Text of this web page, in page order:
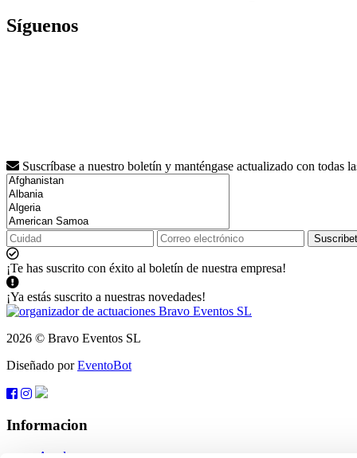
Síguenos
Suscríbase a nuestro boletín y manténgase actualizado con todas
¡Te has suscrito con éxito al boletín de nuestra empresa!
¡Ya estás suscrito a nuestras novedades!
2026 © Bravo Eventos SL
Diseñado porEventoBot
Informacion